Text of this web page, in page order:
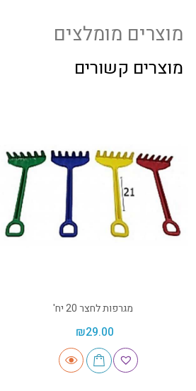
מוצרים מומלצים
מוצרים קשורים
מגרפות לחצר 20 יח'
₪29.00